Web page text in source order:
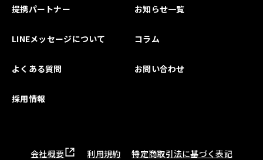
提携パートナー お知らせ一覧
LINEメッセージについて コラム
よくある質問 お問い合わせ
採用情報
会社概要 利用規約 特定商取引法に基づく表記